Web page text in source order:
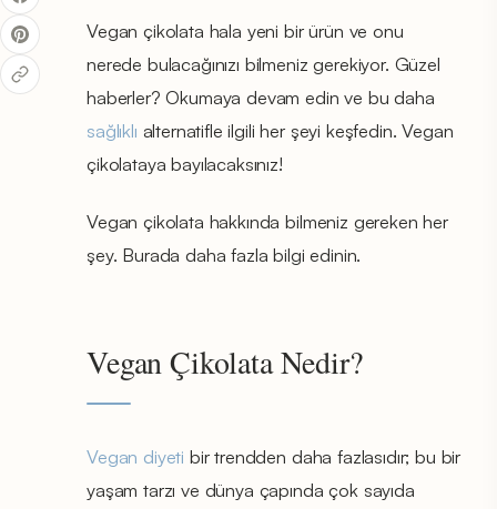
Vegan çikolata hala yeni bir ürün ve onu
nerede bulacağınızı bilmeniz gerekiyor. Güzel
haberler? Okumaya devam edin ve bu daha
sağlıklı alternatifle ilgili her şeyi keşfedin. Vegan
çikolataya bayılacaksınız!
Vegan çikolata hakkında bilmeniz gereken her
şey. Burada daha fazla bilgi edinin.
Vegan Çikolata Nedir?
Vegan diyeti bir trendden daha fazlasıdır; bu bir
yaşam tarzı ve dünya çapında çok sayıda